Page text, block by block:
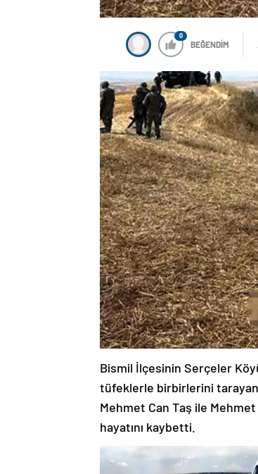
0
BEĞENDİM
Bismil İlçesinin Serçeler
tüfeklerle birbirlerini
Mehmet Can Taş ile
hayatını kaybetti.